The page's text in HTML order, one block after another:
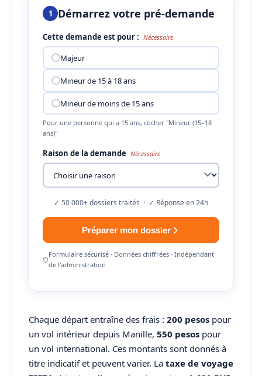
1 Démarrez votre pré-demande
Cette demande est pour : Nécessaire
Majeur
Mineur de 15 à 18 ans
Mineur de moins de 15 ans
Pour une personne qui a 15 ans, cocher "Mineur (15–18
ans)"
Raison de la demande Nécessaire
✓ 50 000+ dossiers traités · ✓ Réponse en 24h
Préparer mon dossier
Formulaire sécurisé · Données chiffrées · Indépendant
de l'administration
Chaque départ entraîne des frais : 200 pesos pour
un vol intérieur depuis Manille, 550 pesos pour
un vol international. Ces montants sont donnés à
titre indicatif et peuvent varier. La taxe de voyage